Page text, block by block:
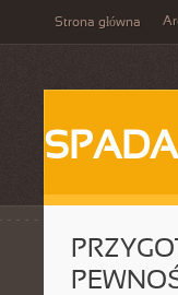
Strona główna